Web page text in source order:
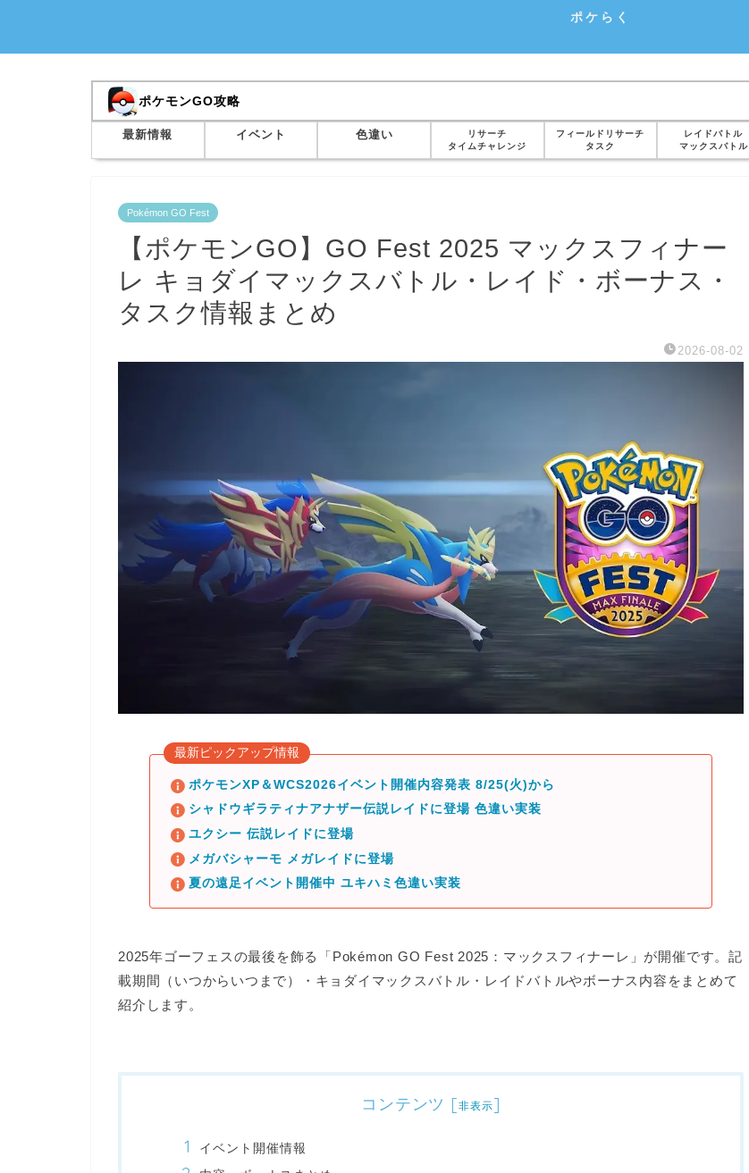
ポケらく
ポケモンGO攻略
最新情報 イベント 色違い
リサーチ
タイムチャレンジ
フィールドリサーチ
タスク
レイドバトル
マックスバトル
Pokémon GO Fest
【ポケモンGO】GO Fest 2025 マックスフィナー
レ キョダイマックスバトル・レイド・ボーナス・
タスク情報まとめ
2026-08-02
最新ピックアップ情報
ポケモンXP＆WCS2026イベント開催内容発表 8/25(火)から
シャドウギラティナアナザー伝説レイドに登場 色違い実装
ユクシー 伝説レイドに登場
メガバシャーモ メガレイドに登場
夏の遠足イベント開催中 ユキハミ色違い実装
2025年ゴーフェスの最後を飾る「Pokémon GO Fest 2025：マックスフィナーレ」が開催です。記
載期間（いつからいつまで）・キョダイマックスバトル・レイドバトルやボーナス内容をまとめて
紹介します。
コンテンツ [非表示]
イベント開催情報